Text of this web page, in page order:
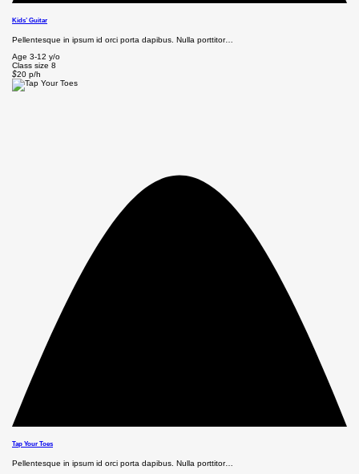
Kids’ Guitar
Pellentesque in ipsum id orci porta dapibus. Nulla porttitor…
Age 3-12 y/o
Class size 8
$20 p/h
Tap Your Toes
Pellentesque in ipsum id orci porta dapibus. Nulla porttitor…